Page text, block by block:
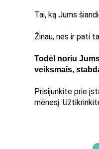
Tai, ką Jums
Žinau, nes ir pati
Todėl noriu
veiksmais,
Prisijunkite prie
mėnesį.